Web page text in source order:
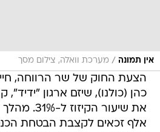
אין תמונה / מערכת וואלה, צילום מסך
הצעת החוק של שר הרווחה,
כהן (כולנו), שיזם ארגון "ידיד",
אלף זכאים לקצבת הבטחת